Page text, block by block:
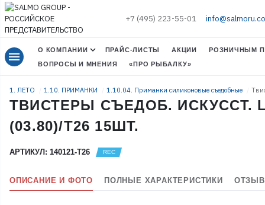
+7 (495) 223-55-01
menu О КОМПАНИИ ПРАЙС-ЛИСТЫ АКЦИИ
РОЗНИЧНЫМ
ВОПРОСЫ И МНЕНИЯ
«ПРО РЫБАЛКУ»
1. ЛЕТО 1.10. ПРИМАНКИ 1.10.04. Приманки силиконовые съедобные
ТВИСТЕРЫ СЪЕДОБ. ИСКУССТ. LJ
(03.80)/T26 15ШТ.
АРТИКУЛ: 140121-T26
ОПИСАНИЕ И ФОТО ПОЛНЫЕ ХАРАКТЕРИСТИКИ